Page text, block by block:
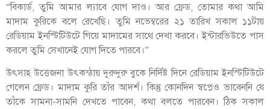
“বিকার্ড, তুমি আমার ল্যাবে যোগ দাও। আর ফ্রেড, তোমার কথা আমি
মাদাম কুরিকে বলে রেখেছি। তুমি নভেম্বরের ২১ তারিখ সকাল ১১টায়
রেডিয়াম ইনস্টিটিউটে গিয়ে মাদামের সাথে দেখা করবে। ইন্টারভিউতে পাস
করলে তুমি সেখানেই যোগ দিতে পারবে।”
উৎসাহ উত্তেজনা উৎকন্ঠায় দুরুদুরু বুকে নির্দিষ্ট দিনে রেডিয়াম ইনস্টিটিউটে
গেলেন ফ্রেড। মাদাম কুরি তাঁর আদর্শ। কিন্তু কোনদিন স্বপ্নেও ভাবেননি যে
তাঁকে সামনা-সামনি দেখতে পাবেন, কথা বলতে পারবেন। ঠিক সকাল